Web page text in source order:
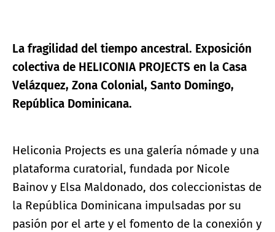
La fragilidad del tiempo ancestral. Exposición
colectiva de HELICONIA PROJECTS en la Casa
Velázquez, Zona Colonial, Santo Domingo,
República Dominicana.
Heliconia Projects es una galería nómade y una
plataforma curatorial, fundada por Nicole
Bainov y Elsa Maldonado, dos coleccionistas de
la República Dominicana impulsadas por su
pasión por el arte y el fomento de la conexión y